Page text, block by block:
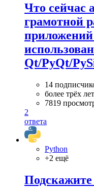
Что сейчас
грамотной
Qt/PyQt/
14
более трёх
7819
2
ответа
Python
+2 ещё